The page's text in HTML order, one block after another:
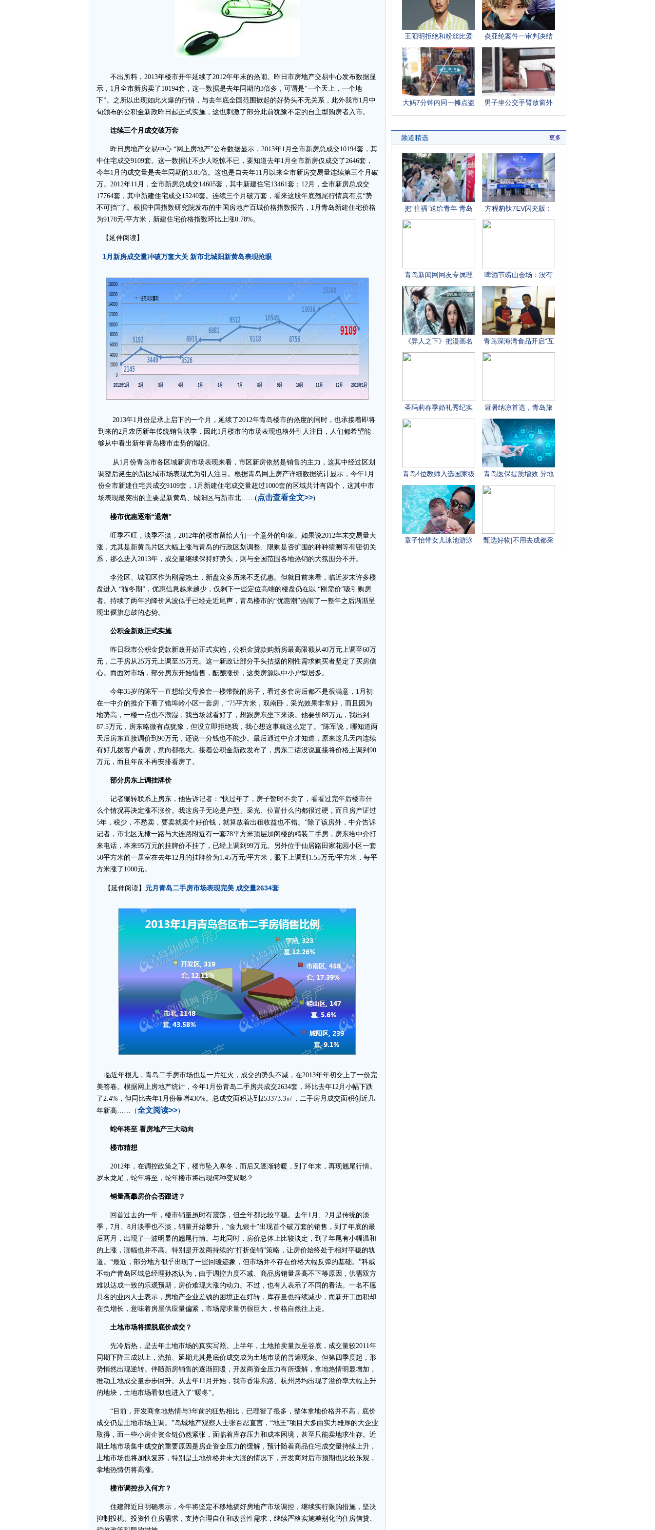
不出所料，2013年楼市开年延续了2012年年末的热闹。昨日市房地产交易中心发布数据显
示，1月全市新房卖了10194套，这一数据是去年同期的3倍多，可谓是“一个天上，一个地
下”。之所以出现如此火爆的行情，与去年底全国范围掀起的好势头不无关系，此外我市1月中
旬颁布的公积金新政昨日起正式实施，这也刺激了部分此前犹豫不定的自主型购房者入市。
连续三个月成交破万套
昨日房地产交易中心 “网上房地产”公布数据显示，2013年1月全市新房总成交10194套，其
中住宅成交9109套。这一数据让不少人吃惊不已，要知道去年1月全市新房仅成交了2646套，
今年1月的成交量是去年同期的3.85倍。这也是自去年11月以来全市新房交易量连续第三个月破
万。2012年11月，全市新房总成交14605套，其中新建住宅13461套；12月，全市新房总成交
17764套，其中新建住宅成交15240套。连续三个月破万套，看来这股年底翘尾行情真有点“势
不可挡”了。根据中国指数研究院发布的中国房地产百城价格指数报告，1月青岛新建住宅价格
为9178元/平方米，新建住宅价格指数环比上涨0.78%。
【延伸阅读】
1月新房成交量冲破万套大关 新市北城阳新黄岛表现抢眼
2013年1月份是承上启下的一个月，延续了2012年青岛楼市的热度的同时，也承接着即将
到来的2月农历新年传统销售淡季，因此1月楼市的市场表现也格外引人注目，人们都希望能
够从中看出新年青岛楼市走势的端倪。
从1月份青岛市各区域新房市场表现来看，市区新房依然是销售的主力，这其中经过区划
调整后诞生的新区域市场表现尤为引人注目。根据青岛网上房产详细数据统计显示，今年1月
份全市新建住宅共成交9109套，1月新建住宅成交量超过1000套的区域共计有四个，这其中市
场表现最突出的主要是新黄岛、城阳区与新市北……(点击查看全文>>)
楼市优惠逐渐“退潮”
旺季不旺，淡季不淡，2012年的楼市留给人们一个意外的印象。如果说2012年末交易量大
涨，尤其是新黄岛片区大幅上涨与青岛的行政区划调整、限购是否扩围的种种猜测等有密切关
系，那么进入2013年，成交量继续保持好势头，则与全国范围各地热销的大氛围分不开。
李沧区、城阳区作为刚需热土，新盘众多历来不乏优惠。但就目前来看，临近岁末许多楼
盘进入 “猫冬期”，优惠信息越来越少，仅剩下一些定位高端的楼盘仍在以 “刚需价”吸引购房
者。持续了两年的降价风波似乎已经走近尾声，青岛楼市的“优惠潮”热闹了一整年之后渐渐呈
现出偃旗息鼓的态势。
公积金新政正式实施
昨日我市公积金贷款新政开始正式实施，公积金贷款购新房最高限额从40万元上调至60万
元，二手房从25万元上调至35万元。这一新政让部分手头拮据的刚性需求购买者坚定了买房信
心。而面对市场，部分房东开始惜售，酝酿涨价，这类房源以中小户型居多。
今年35岁的陈军一直想给父母换套一楼带院的房子，看过多套房后都不是很满意，1月初
在一中介的推介下看了错埠岭小区一套房，“75平方米，双南卧，采光效果非常好，而且因为
地势高，一楼一点也不潮湿，我当场就看好了，想跟房东坐下来谈。他要价88万元，我出到
87.5万元，房东略微有点犹豫，但没立即拒绝我，我心想这事就这么定了。”陈军说，哪知道两
天后房东直接调价到90万元，还说一分钱也不能少。最后通过中介才知道，原来这几天内连续
有好几拨客户看房，意向都很大。接着公积金新政发布了，房东二话没说直接将价格上调到90
万元，而且年前不再安排看房了。
部分房东上调挂牌价
记者辗转联系上房东，他告诉记者：“快过年了，房子暂时不卖了，看看过完年后楼市什
么个情况再决定涨不涨价。我这房子无论是户型、采光、位置什么的都很过硬，而且房产证过
5年，税少，不愁卖，要卖就卖个好价钱，就算放着出租收益也不错。”除了该房外，中介告诉
记者，市北区无棣一路与大连路附近有一套78平方米顶层加阁楼的精装二手房，房东给中介打
来电话，本来95万元的挂牌价不挂了，已经上调到99万元。另外位于仙居路田家花园小区一套
50平方米的一居室在去年12月的挂牌价为1.45万元/平方米，眼下上调到1.55万元/平方米，每平
方米涨了1000元。
【延伸阅读】 元月青岛二手房市场表现完美 成交量2634套
临近年根儿，青岛二手房市场也是一片红火，成交的势头不减，在2013年年初交上了一份完
美答卷。根据网上房地产统计，今年1月份青岛二手房共成交2634套，环比去年12月小幅下跌
了2.4%，但同比去年1月份暴增430%。总成交面积达到253373.3㎡，二手房月成交面积创近几
年新高……（全文阅读>>）
蛇年将至 看房地产三大动向
楼市猜想
2012年，在调控政策之下，楼市坠入寒冬，而后又逐渐转暖，到了年末，再现翘尾行情。
岁末龙尾，蛇年将至，蛇年楼市将出现何种变局呢？
销量高攀房价会否跟进？
回首过去的一年，楼市销量虽时有震荡，但全年都比较平稳。去年1月、2月是传统的淡
季，7月、8月淡季也不淡，销量开始攀升，“金九银十”出现首个破万套的销售，到了年底的最
后两月，出现了一波明显的翘尾行情。与此同时，房价总体上比较淡定，到了年尾有小幅温和
的上涨，涨幅也并不高。特别是开发商持续的“打折促销”策略，让房价始终处于相对平稳的轨
道。“最近，部分地方似乎出现了一些回暖迹象，但市场并不存在价格大幅反弹的基础。”科威
不动产青岛区域总经理孙杰认为，由于调控力度不减、商品房销量居高不下等原因，供需双方
难以达成一致的乐观预期，房价难现大涨的动力。不过，也有人表示了不同的看法。一名不愿
具名的业内人士表示，房地产企业差钱的困境正在好转，库存量也持续减少，而新开工面积却
在负增长，意味着房屋供应量偏紧，市场需求量仍很巨大，价格自然往上走。
土地市场将摆脱底价成交？
先冷后热，是去年土地市场的真实写照。上半年，土地拍卖量跌至谷底，成交量较2011年
同期下降三成以上，流拍、延期尤其是底价成交成为土地市场的普遍现象。但第四季度起，形
势悄然出现逆转。伴随新房销售的逐渐回暖，开发商资金压力有所缓解，拿地热情明显增加，
推动土地成交量步步回升。从去年11月开始，我市香港东路、杭州路均出现了溢价率大幅上升
的地块，土地市场看似也进入了“暖冬”。
“目前，开发商拿地热情与3年前的狂热相比，已理智了很多，整体拿地价格并不高，底价
成交仍是土地市场主调。”岛城地产观察人士张百忍直言，“地王”项目大多由实力雄厚的大企业
取得，而一些小房企资金链仍然紧张，面临着库存压力和成本困境，甚至只能卖地求生存。近
期土地市场集中成交的重要原因是房企资金压力的缓解，预计随着商品住宅成交量持续上升，
土地市场也将加快复苏，特别是土地价格并未大涨的情况下，开发商对后市预期也比较乐观，
拿地热情仍将高涨。
楼市调控步入何方？
住建部近日明确表示，今年将坚定不移地搞好房地产市场调控，继续实行限购措施，坚决
抑制投机、投资性住房需求，支持合理自住和改善性需求，继续严格实施差别化的住房信贷、